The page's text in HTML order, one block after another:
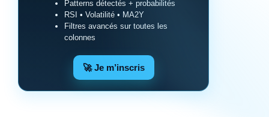
Patterns détectés + probabilités
RSI • Volatilité • MA2Y
Filtres avancés sur toutes les
colonnes
🚀 Je m’inscris